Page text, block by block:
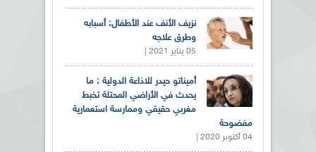
نزيف الأنف عند الأطفال: أسبابه
وطرق علاجه
05 يناير 2021 |
أميناتو حيدر للاذاعة الدولية : ما
يحدث في الأراضي المحتلة تخبط
مغربي حقيقي وممارسة استعمارية
مفضوحة
04 أكتوبر 2020 |